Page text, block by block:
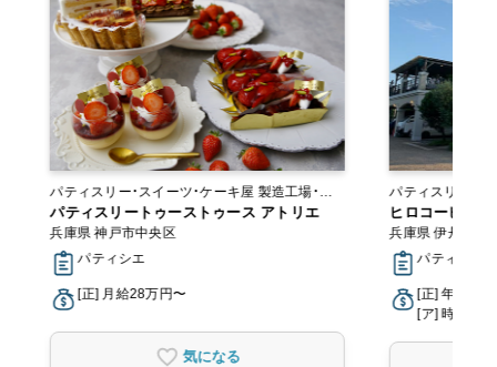
パティスリー・スイーツ・ケーキ屋 製造工場・ラ
ボ
パティスリートゥーストゥース アトリエ
兵庫県 神戸市中央区
パティシエ
[正] 月給28万円〜
気になる
パティスリー・スイーツ
ボ
ヒロコーヒー
兵庫県 伊丹市
パティシエ
[正] 年収300
[ア] 時給